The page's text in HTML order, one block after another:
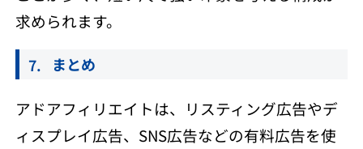
求められます。
まとめ
アドアフィリエイトは、リスティング広告やデ
ィスプレイ広告、SNS広告などの有料広告を使